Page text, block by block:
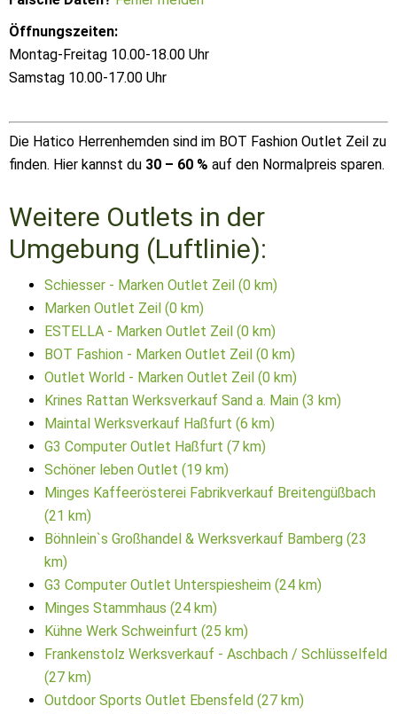
Öffnungszeiten:
Montag-Freitag 10.00-18.00 Uhr
Samstag 10.00-17.00 Uhr
Die Hatico Herrenhemden sind im BOT Fashion Outlet Zeil zu
finden. Hier kannst du 30 – 60 % auf den Normalpreis sparen.
Weitere Outlets in der
Umgebung (Luftlinie):
Schiesser - Marken Outlet Zeil (0 km)
Marken Outlet Zeil (0 km)
ESTELLA - Marken Outlet Zeil (0 km)
BOT Fashion - Marken Outlet Zeil (0 km)
Outlet World - Marken Outlet Zeil (0 km)
Krines Rattan Werksverkauf Sand a. Main (3 km)
Maintal Werksverkauf Haßfurt (6 km)
G3 Computer Outlet Haßfurt (7 km)
Schöner leben Outlet (19 km)
Minges Kaffeerösterei Fabrikverkauf Breitengüßbach
(21 km)
Böhnlein`s Großhandel & Werksverkauf Bamberg (23
km)
G3 Computer Outlet Unterspiesheim (24 km)
Minges Stammhaus (24 km)
Kühne Werk Schweinfurt (25 km)
Frankenstolz Werksverkauf - Aschbach / Schlüsselfeld
(27 km)
Outdoor Sports Outlet Ebensfeld (27 km)